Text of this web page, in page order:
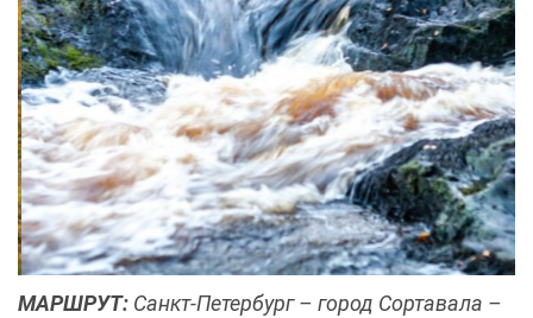
МАРШРУТ: Санкт-Петербург – город Сортавала –